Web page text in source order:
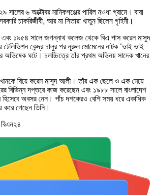
সালের ৬ অক্টোবর মানিকগঞ্জের পারিল নওধা গ্রামে। বাবা
চাকরিজীবী, আর মা সিতারা খাতুন ছিলেন গৃহিনী।
এবং ১৯৫৪ সালে জগন্নাথ কলেজ থেকে বিএ পাস করেন মাসুদ
কেন্দ্র চালুর পর নূরুল মোমেনের নাটক ‘ভাই ভাই
অভিষেক ঘটে। চলচ্চিত্রে তাঁর প্রথম অভিনয় সাদেক খানের
খানকে বিয়ে করেন মাসুদ আলী। তাঁর এক ছেলে ও এক মেয়ে
বিভিন্ন দপ্তরে কাজ করেছেন এবং ১৯৮৮ সালে বাংলাদেশ
হিসেবে অবসর নেন। পাঁচ দশকেরও বেশি সময় ধরে একাধিক
করে গেছেন তিনি।